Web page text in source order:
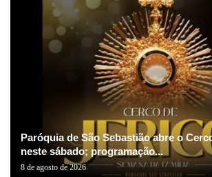
Paróquia de São Sebastião abre o
neste sábado; programação...
8 de agosto de 2026